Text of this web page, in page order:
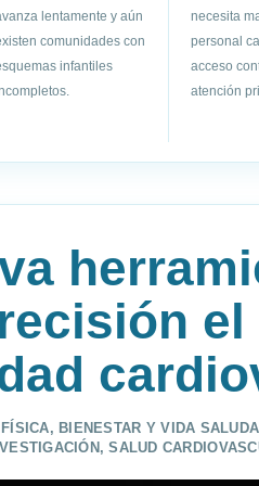
lentamente y aún
comunidades con
infantiles
necesita
personal
acceso
atención
el
, BIENESTAR Y VIDA
,SALUD